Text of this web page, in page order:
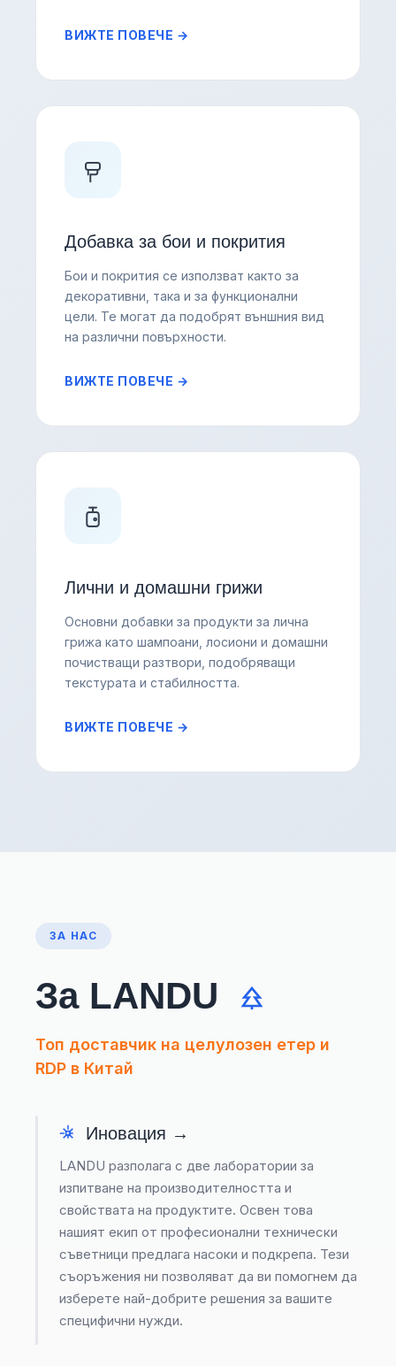
ВИЖТЕ ПОВЕЧЕ →
Добавка за бои и покрития
Бои и покрития се използват както за
декоративни, така и за функционални
цели. Те могат да подобрят външния вид
на различни повърхности.
ВИЖТЕ ПОВЕЧЕ →
Лични и домашни грижи
Основни добавки за продукти за лична
грижа като шампоани, лосиони и домашни
почистващи разтвори, подобряващи
текстурата и стабилността.
ВИЖТЕ ПОВЕЧЕ →
ЗА НАС
За LANDU
Топ доставчик на целулозен етер и
RDP в Китай
Иновация →
LANDU разполага с две лаборатории за
изпитване на производителността и
свойствата на продуктите. Освен това
нашият екип от професионални технически
съветници предлага насоки и подкрепа. Тези
съоръжения ни позволяват да ви помогнем да
изберете най-добрите решения за вашите
специфични нужди.